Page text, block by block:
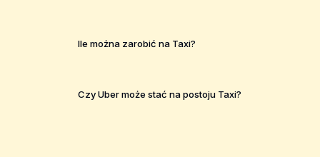
Ile można zarobić na Taxi?
Czy Uber może stać na postoju Taxi?